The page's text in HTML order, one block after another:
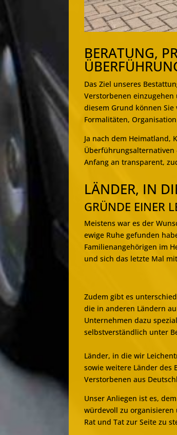
BERATUNG,
Das Ziel unseres
Verstorbenen
diesem Grund können
Formalitäten,
Ja nach dem Heimatland,
Überführungsalternativen
Anfang an transparent,
LÄNDER, IN
GRÜNDE EINER
Meistens war es der
ewige Ruhe gefunden
Familienangehörigen im
und sich das letzte Mal
Zudem gibt es
die in anderen Ländern
Unternehmen dazu
selbstverständlich unter
Länder, in die wir
sowie weitere Länder des
Verstorbenen aus
Unser Anliegen ist es,
würdevoll zu
Rat und Tat zur Seite zu